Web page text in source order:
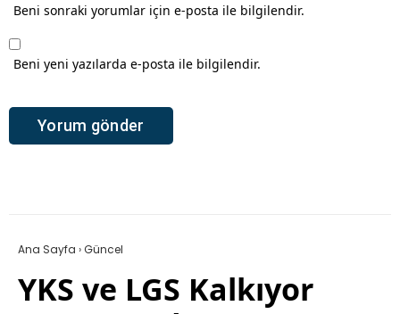
Beni sonraki yorumlar için e-posta ile bilgilendir.
Beni yeni yazılarda e-posta ile bilgilendir.
Ana Sayfa ›Güncel
YKS ve LGS Kalkıyor